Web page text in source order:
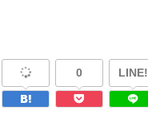
0 LINE!